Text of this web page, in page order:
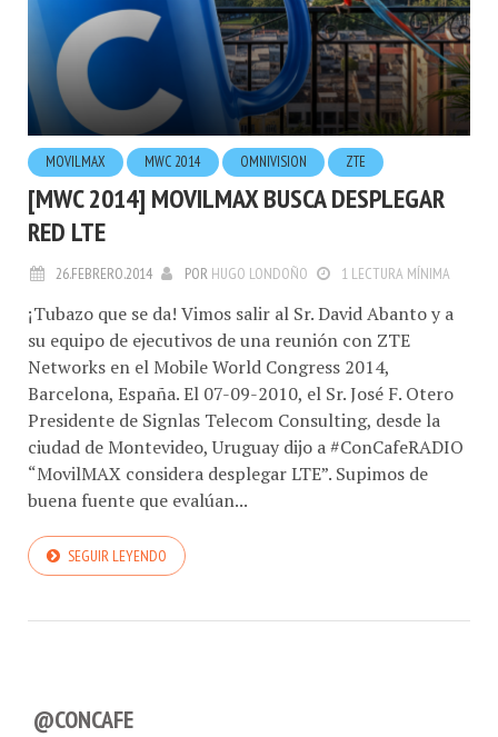
MOVILMAX MWC 2014 OMNIVISION ZTE
[MWC 2014] MOVILMAX BUSCA DESPLEGAR
RED LTE
26.FEBRERO.2014 POR HUGO LONDOÑO 1 LECTURA MÍNIMA
¡Tubazo que se da! Vimos salir al Sr. David Abanto y a
su equipo de ejecutivos de una reunión con ZTE
Networks en el Mobile World Congress 2014,
Barcelona, España. El 07-09-2010, el Sr. José F. Otero
Presidente de Signlas Telecom Consulting, desde la
ciudad de Montevideo, Uruguay dijo a #ConCafeRADIO
“MovilMAX considera desplegar LTE”. Supimos de
buena fuente que evalúan...
SEGUIR LEYENDO
@CONCAFE